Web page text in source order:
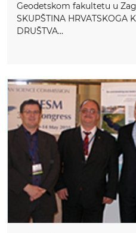
Geodetskom fakultetu u
SKUPŠTINA HRVATSKOGA
DRUŠTVA...